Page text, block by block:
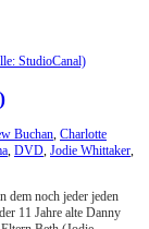
Buchan, Charlotte
, DVD, Jodie Whittaker,
dem noch jeder jeden
11 Jahre alte Danny